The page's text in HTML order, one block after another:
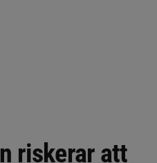
riskerar att